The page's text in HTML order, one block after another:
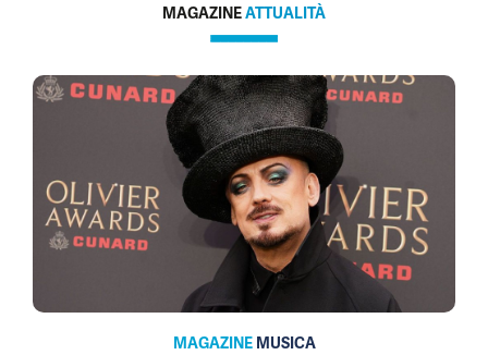
MAGAZINEATTUALITÀ
MAGAZINE MUSICA